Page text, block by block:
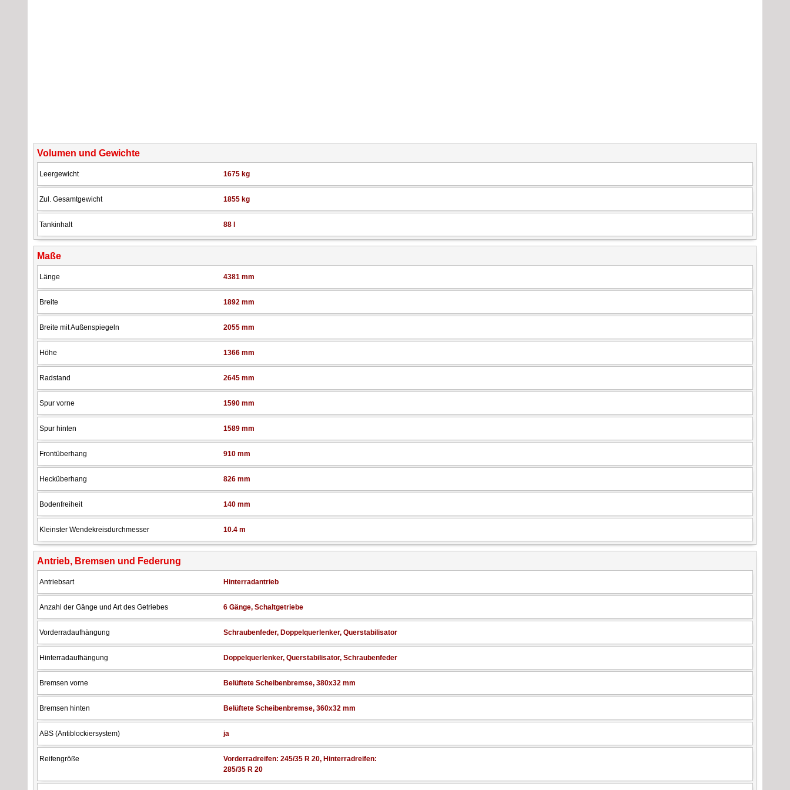
Volumen und Gewichte
Leergewicht 1675 kg
Zul. Gesamtgewicht 1855 kg
Tankinhalt 88 l
Maße
Länge 4381 mm
Breite 1892 mm
Breite mit Außenspiegeln 2055 mm
Höhe 1366 mm
Radstand 2645 mm
Spur vorne 1590 mm
Spur hinten 1589 mm
Frontüberhang 910 mm
Hecküberhang 826 mm
Bodenfreiheit 140 mm
Kleinster Wendekreisdurchmesser 10.4 m
Antrieb, Bremsen und Federung
Antriebsart Hinterradantrieb
Anzahl der Gänge und Art des Getriebes 6 Gänge, Schaltgetriebe
Vorderradaufhängung Schraubenfeder, Doppelquerlenker, Querstabilisator
Hinterradaufhängung Doppelquerlenker, Querstabilisator, Schraubenfeder
Bremsen vorne Belüftete Scheibenbremse, 380x32 mm
Bremsen hinten Belüftete Scheibenbremse, 360x32 mm
ABS (Antiblockiersystem) ja
Reifengröße
Vorderradreifen: 245/35 R 20, Hinterradreifen:
285/35 R 20